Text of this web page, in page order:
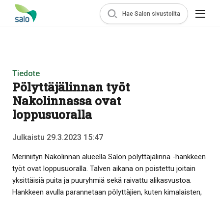
Hae Salon sivustoilta
Tiedote
Pölyttäjälinnan työt
Nakolinnassa ovat
loppusuoralla
Julkaistu 29.3.2023 15:47
Meriniityn Nakolinnan alueella Salon pölyttäjälinna -hankkeen
työt ovat loppusuoralla. Talven aikana on poistettu joitain
yksittäisiä puita ja puuryhmiä sekä raivattu alikasvustoa.
Hankkeen avulla parannetaan pölyttäjien, kuten kimalaisten,